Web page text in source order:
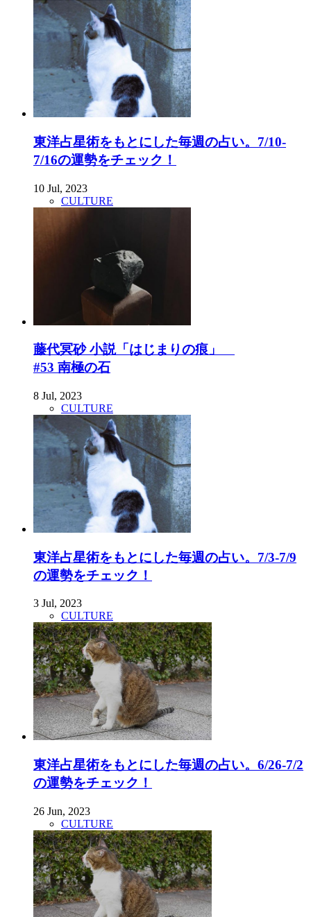
東洋占星術をもとにした毎週の占い。7/10-
7/16の運勢をチェック！
10 Jul, 2023
CULTURE
藤代冥砂 小説「はじまりの痕」
#53 南極の石
8 Jul, 2023
CULTURE
東洋占星術をもとにした毎週の占い。7/3-7/9
の運勢をチェック！
3 Jul, 2023
CULTURE
東洋占星術をもとにした毎週の占い。6/26-7/2
の運勢をチェック！
26 Jun, 2023
CULTURE